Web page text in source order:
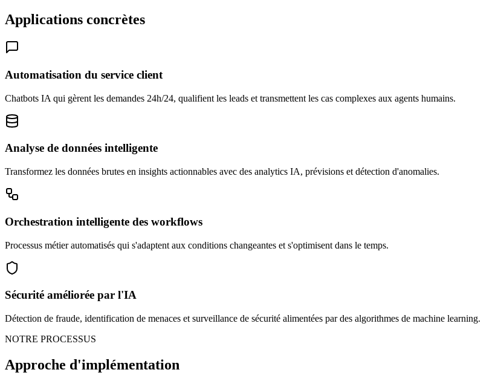
Applications concrètes
Automatisation du service client
Chatbots IA qui gèrent les demandes 24h/24, qualifient les leads et transmettent les cas complexes aux agents humains.
Analyse de données intelligente
Transformez les données brutes en insights actionnables avec des analytics IA, prévisions et détection d'anomalies.
Orchestration intelligente des workflows
Processus métier automatisés qui s'adaptent aux conditions changeantes et s'optimisent dans le temps.
Sécurité améliorée par l'IA
Détection de fraude, identification de menaces et surveillance de sécurité alimentées par des algorithmes de machine learning.
NOTRE PROCESSUS
Approche d'implémentation